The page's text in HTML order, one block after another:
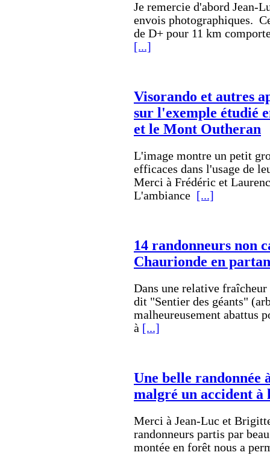
Je remercie d'abord Jean-
envois photographiques.
de D+ pour 11 km
[...]
Visorando et autres
sur l'exemple étudié
et le Mont Outheran
L'image montre un petit
efficaces dans l'usage de
Merci à Frédéric et
L'ambiance
[...]
14 randonneurs non
Chaurionde en
Dans une relative
dit "Sentier des géants"
malheureusement abattus
à [...]
Une belle randonnée
malgré un accident à
Merci à Jean-Luc et
randonneurs partis par
montée en forêt nous a